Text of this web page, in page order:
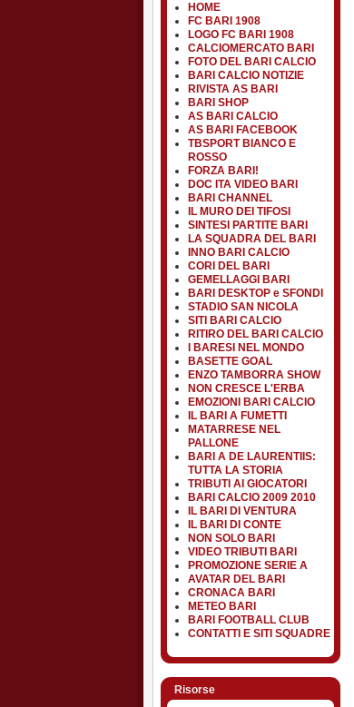
HOME
FC BARI 1908
LOGO FC BARI 1908
CALCIOMERCATO BARI
FOTO DEL BARI CALCIO
BARI CALCIO NOTIZIE
RIVISTA AS BARI
BARI SHOP
AS BARI CALCIO
AS BARI FACEBOOK
TBSPORT BIANCO E
ROSSO
FORZA BARI!
DOC ITA VIDEO BARI
BARI CHANNEL
IL MURO DEI TIFOSI
SINTESI PARTITE BARI
LA SQUADRA DEL BARI
INNO BARI CALCIO
CORI DEL BARI
GEMELLAGGI BARI
BARI DESKTOP e SFONDI
STADIO SAN NICOLA
SITI BARI CALCIO
RITIRO DEL BARI CALCIO
I BARESI NEL MONDO
BASETTE GOAL
ENZO TAMBORRA SHOW
NON CRESCE L'ERBA
EMOZIONI BARI CALCIO
IL BARI A FUMETTI
MATARRESE NEL
PALLONE
BARI A DE LAURENTIIS:
TUTTA LA STORIA
TRIBUTI AI GIOCATORI
BARI CALCIO 2009 2010
IL BARI DI VENTURA
IL BARI DI CONTE
NON SOLO BARI
VIDEO TRIBUTI BARI
PROMOZIONE SERIE A
AVATAR DEL BARI
CRONACA BARI
METEO BARI
BARI FOOTBALL CLUB
CONTATTI E SITI SQUADRE
Risorse